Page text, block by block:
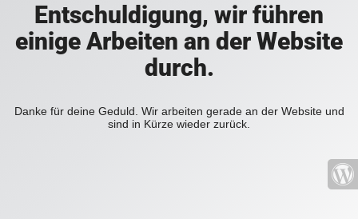
Entschuldigung, wir führen
einige Arbeiten an der Website
durch.
Danke für deine Geduld. Wir arbeiten gerade an der Website und
sind in Kürze wieder zurück.